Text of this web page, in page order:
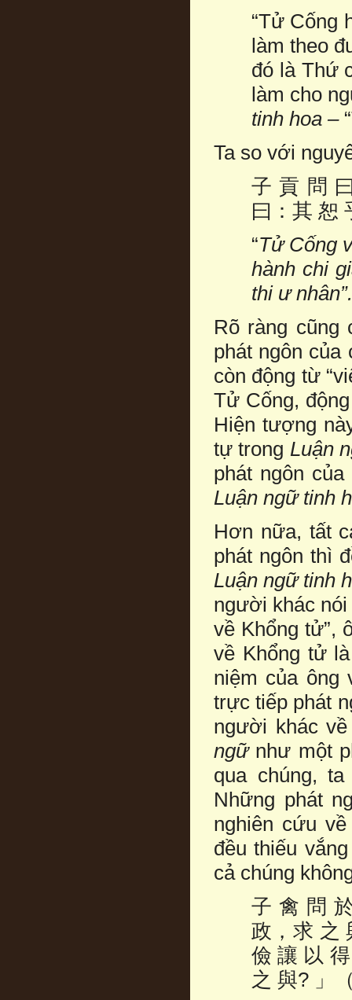
“Tử Cống
làm theo
đó là Thứ
làm cho
tinh hoa –
Ta so với
子 貢 問
曰：其 恕
“Tử Cống
hành chi
thi ư nhân”.
Rõ ràng
phát ngôn của
còn động từ
Tử Cống,
Hiện tượng
tự trong Luận
phát ngôn
Luận ngữ tinh
Hơn nữa, tất
phát ngôn thì
Luận ngữ tinh
người khác
về Khổng tử”,
về Khổng tử
niệm của ông
trực tiếp phát
người khác
ngữnhư một
qua chúng,
Những phát
nghiên cứu
đều thiếu
cả chúng
子 禽 問
政，求 之
儉 讓 以
之 與? 」